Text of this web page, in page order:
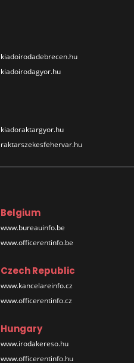
kiadoirodadebrecen.hu
kiadoirodagyor.hu
kiadoraktargyor.hu
raktarszekesfehervar.hu
Belgium
www.bureauinfo.be
www.officerentinfo.be
Czech Republic
www.kancelareinfo.cz
www.officerentinfo.cz
Hungary
www.irodakereso.hu
www.officerentinfo.hu